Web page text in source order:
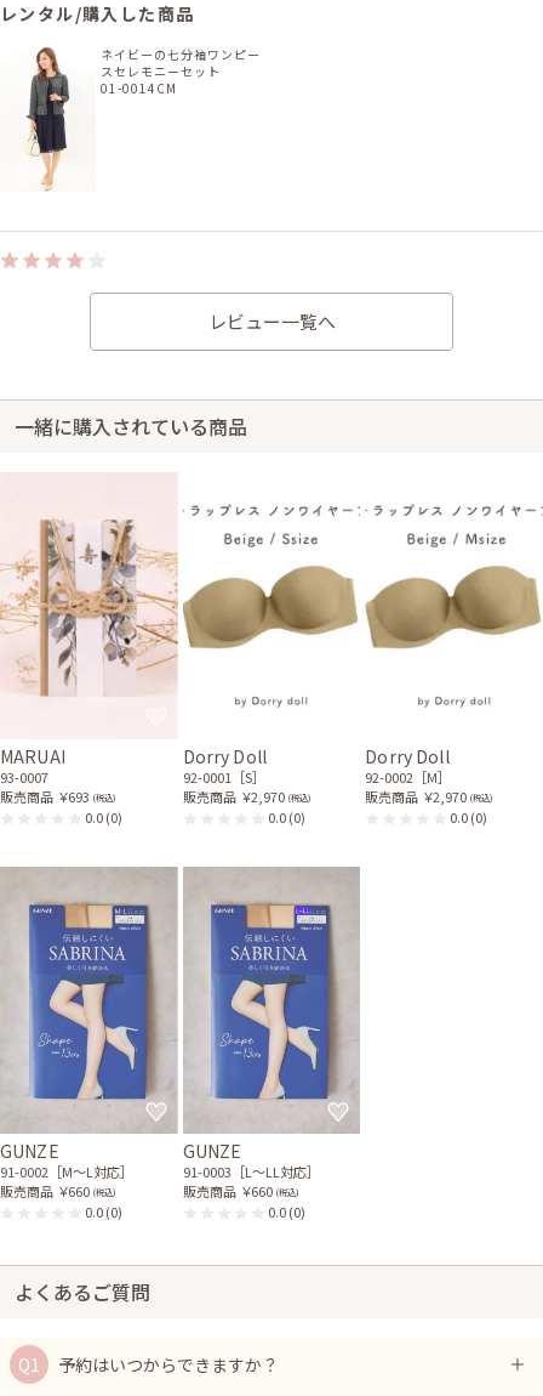
レンタル/購入した商品
ネイビーの七分袖ワンピー
スセレモニーセット
01-0014CM
身長160cm【Mサイズ(Lサイズよりの)】 (バスト:D70)
結婚式 (母親として)
やや小さかったが、見た目は大丈夫でした。
レンタル/購入した商品
ネイビーの七分袖ワンピー
01-0014CM
レビュー一覧へ
一緒に購入されている商品
MARUAI
93-0007
販売商品 ￥693 (税込)
0.0(0)
Dorry Doll
92-0001［S］
販売商品 ￥2,970 (税込)
0.0(0)
Dorry Doll
92-0002［M］
販売商品 ￥2,970 (税込)
0.0(0)
GUNZE
91-0002［M〜L対応］
販売商品 ￥660 (税込)
0.0(0)
GUNZE
91-0003［L〜LL対応］
販売商品 ￥660 (税込)
0.0(0)
よくあるご質問
予約はいつからできますか？